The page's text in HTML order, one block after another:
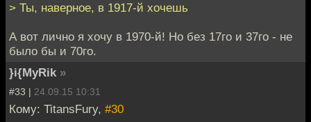
> Ты, наверное, в 1917-й хочешь
А вот лично я хочу в 1970-й! Но без 17го и 37го - не
было бы и 70го.
}i{MyRik »
#33 | 24.09.15 10:31
Кому: TitansFury, #30